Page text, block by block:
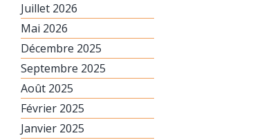
Juillet 2026
Mai 2026
Décembre 2025
Septembre 2025
Août 2025
Février 2025
Janvier 2025